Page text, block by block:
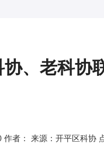
、老科协
者： 来源：开平区科协